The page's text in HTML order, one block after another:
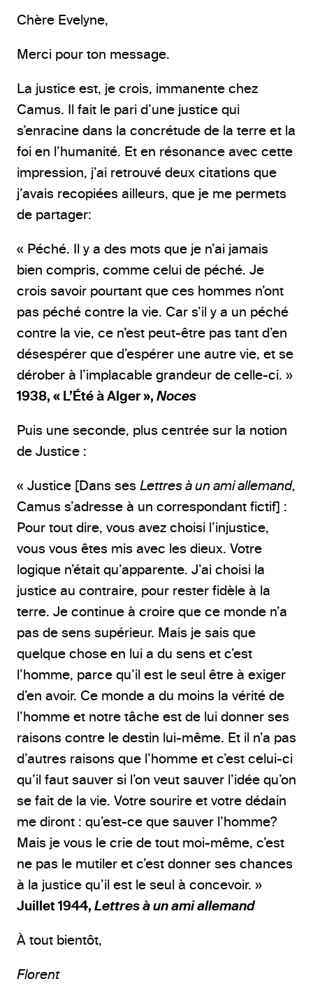
Chère Evelyne,
Merci pour ton message.
La justice est, je crois, immanente chez
Camus. Il fait le pari d’une justice qui
s’enracine dans la concrétude de la terre et la
foi en l’humanité. Et en résonance avec cette
impression, j’ai retrouvé deux citations que
j’avais recopiées ailleurs, que je me permets
de partager:
« Péché. Il y a des mots que je n’ai jamais
bien compris, comme celui de péché. Je
crois savoir pourtant que ces hommes n’ont
pas péché contre la vie. Car s’il y a un péché
contre la vie, ce n’est peut-être pas tant d’en
désespérer que d’espérer une autre vie, et se
dérober à l’implacable grandeur de celle-ci. »
1938, « L’Été à Alger », Noces
Puis une seconde, plus centrée sur la notion
de Justice :
« Justice [Dans ses Lettres à un ami allemand,
Camus s’adresse à un correspondant fictif] :
Pour tout dire, vous avez choisi l’injustice,
vous vous êtes mis avec les dieux. Votre
logique n’était qu’apparente. J’ai choisi la
justice au contraire, pour rester fidèle à la
terre. Je continue à croire que ce monde n’a
pas de sens supérieur. Mais je sais que
quelque chose en lui a du sens et c’est
l’homme, parce qu’il est le seul être à exiger
d’en avoir. Ce monde a du moins la vérité de
l’homme et notre tâche est de lui donner ses
raisons contre le destin lui-même. Et il n’a pas
d’autres raisons que l’homme et c’est celui-ci
qu’il faut sauver si l’on veut sauver l’idée qu’on
se fait de la vie. Votre sourire et votre dédain
me diront : qu’est-ce que sauver l’homme?
Mais je vous le crie de tout moi-même, c’est
ne pas le mutiler et c’est donner ses chances
à la justice qu’il est le seul à concevoir. »
Juillet 1944, Lettres à un ami allemand
À tout bientôt,
Florent